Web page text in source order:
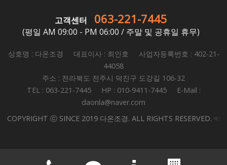
고객센터 063-221-7445
(평일 AM 09:00 - PM 06:00 / 주말 및 공휴일 휴무)
상호명 : 다온조경 대표이사 : 최인호 사업자등록번호 : 402-21-
44058
주소 : 전라북도 전주시 덕진구 도강길 106-32
TEL : 063-221-7445 HP : 010-9411-7445 E-Mail :
daonla@naver.com
COPYRIGHT ⓒ SINCE 2019 다온조경. ALL RIGHTS RESERVED.